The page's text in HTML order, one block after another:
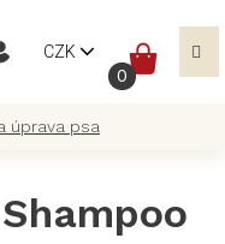
CZK
úprava psa